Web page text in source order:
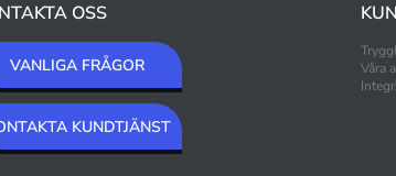
OSS
VANLIGA FRÅGOR
KUNDTJÄNST
Våra